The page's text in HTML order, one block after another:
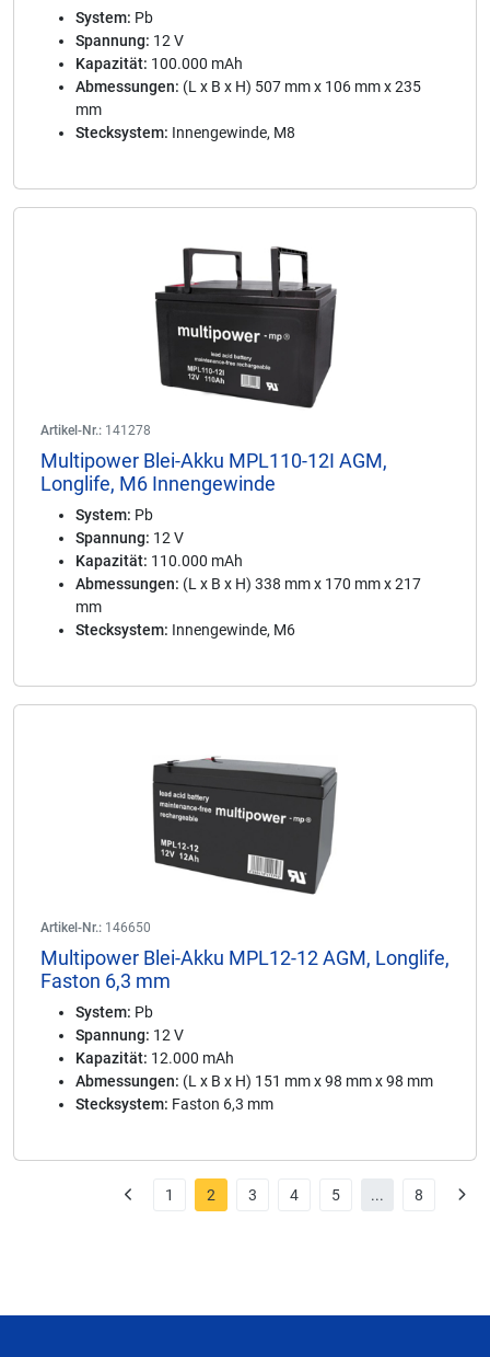
System: Pb
Spannung: 12 V
Kapazität: 100.000 mAh
Abmessungen: (L x B x H) 507 mm x 106 mm x 235
mm
Stecksystem: Innengewinde, M8
Artikel-Nr.: 141278
Multipower Blei-Akku MPL110-12I AGM,
Longlife, M6 Innengewinde
System: Pb
Spannung: 12 V
Kapazität: 110.000 mAh
Abmessungen: (L x B x H) 338 mm x 170 mm x 217
mm
Stecksystem: Innengewinde, M6
Artikel-Nr.: 146650
Multipower Blei-Akku MPL12-12 AGM, Longlife,
Faston 6,3 mm
System: Pb
Spannung: 12 V
Kapazität: 12.000 mAh
Abmessungen: (L x B x H) 151 mm x 98 mm x 98 mm
Stecksystem: Faston 6,3 mm
1 2 3 4 5 ... 8